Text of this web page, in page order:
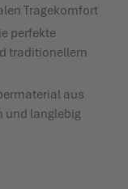
Tragekomfort
perfekte
traditionellem
aus
und langlebig